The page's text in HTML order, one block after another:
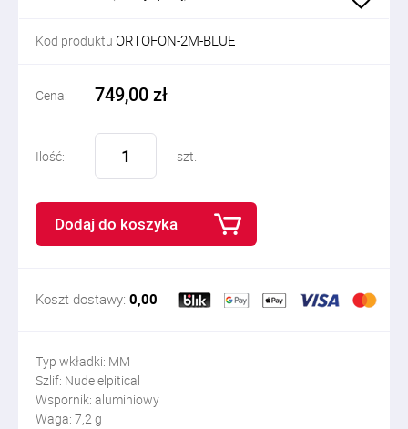
Kod produktu ORTOFON-2M-BLUE
Cena: 749,00 zł
Ilość: szt.
Dodaj do koszyka
Koszt dostawy: 0,00
Typ wkładki: MM
Szlif: Nude elpitical
Wspornik: aluminiowy
Waga: 7,2 g